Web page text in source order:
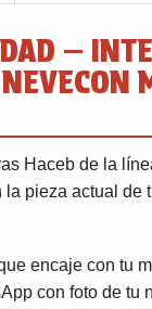
—
Haceb de la
pieza actual de
encaje con tu
con foto de tu